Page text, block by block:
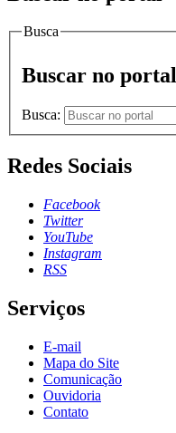
Busca
Buscar no portal
Busca:
Redes Sociais
Facebook
Twitter
YouTube
Instagram
RSS
Serviços
E-mail
Mapa do Site
Comunicação
Ouvidoria
Contato